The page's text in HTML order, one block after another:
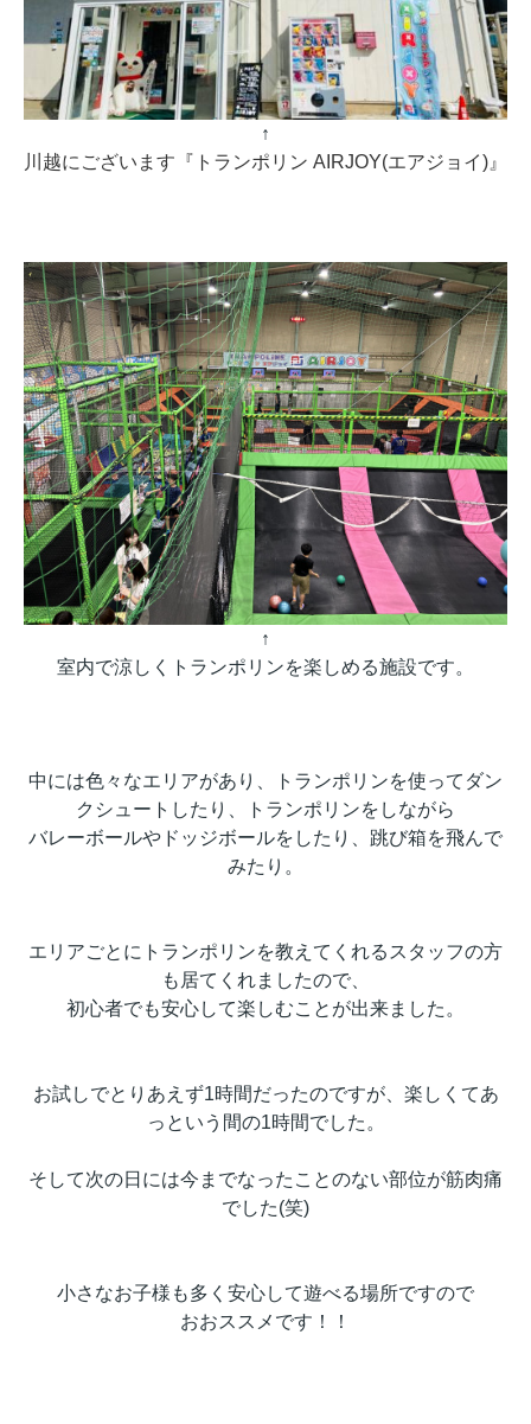
↑
川越にございます『トランポリン AIRJOY(エアジョイ)』
↑
室内で涼しくトランポリンを楽しめる施設です。
中には色々なエリアがあり、トランポリンを使ってダン
クシュートしたり、トランポリンをしながら
バレーボールやドッジボールをしたり、跳び箱を飛んで
みたり。
エリアごとにトランポリンを教えてくれるスタッフの方
も居てくれましたので、
初心者でも安心して楽しむことが出来ました。
お試しでとりあえず1時間だったのですが、楽しくてあ
っという間の1時間でした。
そして次の日には今までなったことのない部位が筋肉痛
でした(笑)
小さなお子様も多く安心して遊べる場所ですので
おおススメです！！